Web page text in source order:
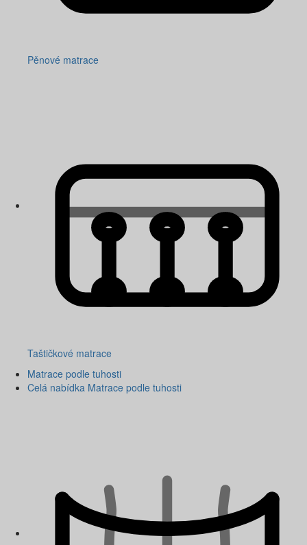
Pěnové matrace
Taštičkové matrace
Matrace podle tuhosti
Celá nabídka Matrace podle tuhosti